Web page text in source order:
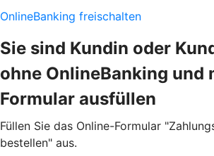
OnlineBanking freischalten
Sie sind Kundin oder
ohne OnlineBanking und
Formular ausfüllen
Füllen Sie das Online-Formular
bestellen" aus.